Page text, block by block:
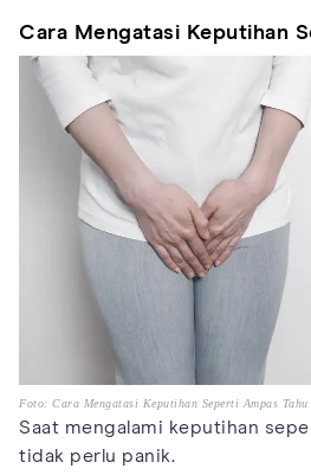
Cara Mengatasi Keputihan
Foto: Cara Mengatasi Keputihan Seperti Ampas Tahu
Saat mengalami keputihan
tidak perlu panik.